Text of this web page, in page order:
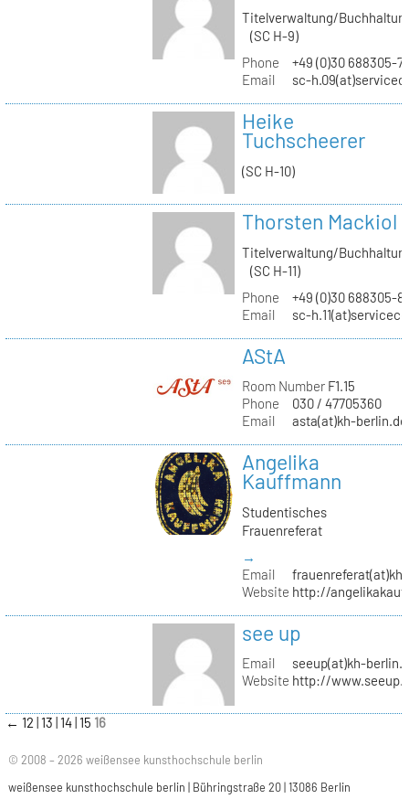
Titelverwaltung/
(SC H-9)
Phone
+49 (0)30 688305-
Email
sc-
Heike
Tuchscheerer
(SC H-10)
Thorsten Mackiol
Titelverwaltung/
(SC H-11)
Phone
+49 (0)30 688305-
Email
sc-
AStA
Room NumberF1.15
Phone
030 / 47705360
Email
asta(at)kh-berlin.de
Angelika
Kauffmann
Studentisches
Frauenreferat
→
Email
Website http://
see up
Email
seeup(at)kh-
Website http://
← 12 13 14 15 16
© 2008 – 2026 weißensee kunsthochschule berlin
weißensee kunsthochschule berlin | Bühringstraße 20 | 13086 Berlin